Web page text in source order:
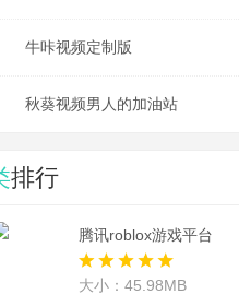
牛咔视频定制版
秋葵视频男人的加油站
排行
腾讯roblox游戏平台
大小：45.98MB